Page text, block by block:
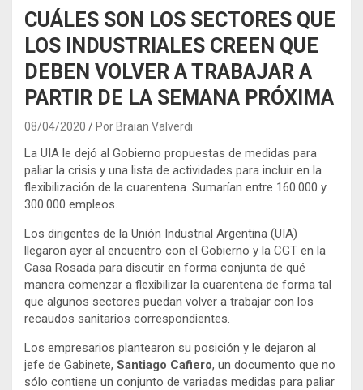
CUÁLES SON LOS SECTORES QUE
LOS INDUSTRIALES CREEN QUE
DEBEN VOLVER A TRABAJAR A
PARTIR DE LA SEMANA PRÓXIMA
08/04/2020 Por Braian Valverdi
La UIA le dejó al Gobierno propuestas de medidas para
paliar la crisis y una lista de actividades para incluir en la
flexibilización de la cuarentena. Sumarían entre 160.000 y
300.000 empleos.
Los dirigentes de la Unión Industrial Argentina (UIA)
llegaron ayer al encuentro con el Gobierno y la CGT en la
Casa Rosada para discutir en forma conjunta de qué
manera comenzar a flexibilizar la cuarentena de forma tal
que algunos sectores puedan volver a trabajar con los
recaudos sanitarios correspondientes.
Los empresarios plantearon su posición y le dejaron al
jefe de Gabinete, Santiago Cafiero, un documento que no
sólo contiene un conjunto de variadas medidas para paliar